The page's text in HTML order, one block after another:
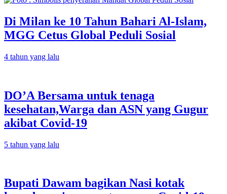
Di Milan ke 10 Tahun Bahari Al-Islam,
MGG Cetus Global Peduli Sosial
4 tahun yang lalu
DO’A Bersama untuk tenaga
kesehatan,Warga dan ASN yang Gugur
akibat Covid-19
5 tahun yang lalu
Bupati Dawam bagikan Nasi kotak